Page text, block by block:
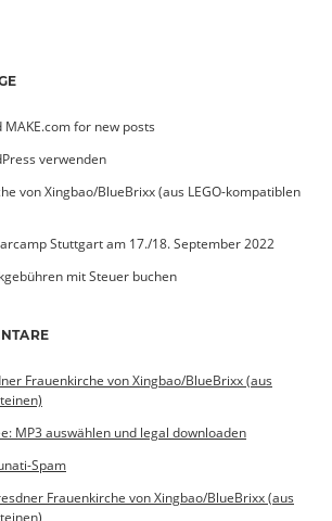
for new posts
verwenden
von Xingbao/BlueBrixx (aus LEGO-kompatiblen
Stuttgart am 17./18. September 2022
mit Steuer buchen
Frauenkirche von Xingbao/BlueBrixx (aus
MP3 auswählen und legal downloaden
Spam
Frauenkirche von Xingbao/BlueBrixx (aus